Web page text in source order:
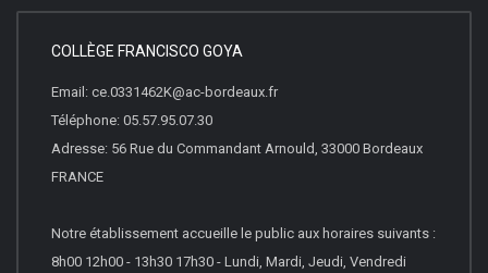
COLLÈGE FRANCISCO GOYA
Email: ce.0331462K@ac-bordeaux.fr
Téléphone: 05.57.95.07.30
Adresse: 56 Rue du Commandant Arnould, 33000 Bordeaux
FRANCE
Notre établissement accueille le public aux horaires suivants :
8h00 12h00 - 13h30 17h30 - Lundi, Mardi, Jeudi, Vendredi